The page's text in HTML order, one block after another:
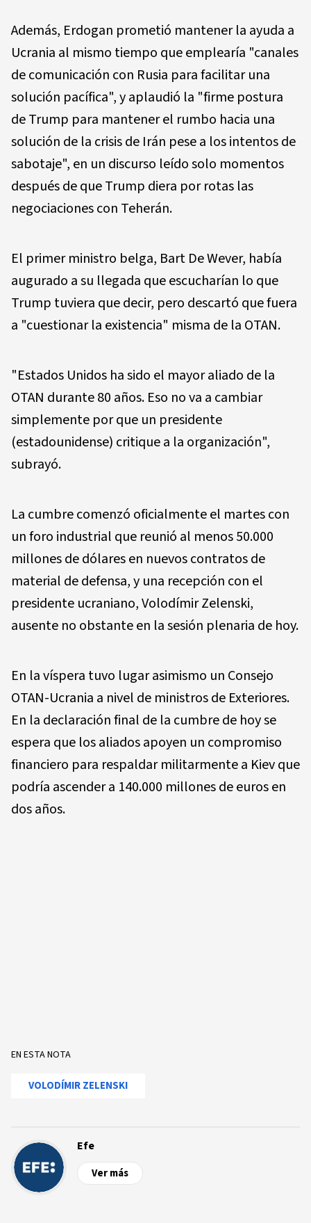
Además, Erdogan prometió mantener la ayuda a
Ucrania al mismo tiempo que emplearía "canales
de comunicación con Rusia para facilitar una
solución pacífica", y aplaudió la "firme postura
de Trump para mantener el rumbo hacia una
solución de la crisis de Irán pese a los intentos de
sabotaje", en un discurso leído solo momentos
después de que Trump diera por rotas las
negociaciones con Teherán.
El primer ministro belga, Bart De Wever, había
augurado a su llegada que escucharían lo que
Trump tuviera que decir, pero descartó que fuera
a "cuestionar la existencia" misma de la OTAN.
"Estados Unidos ha sido el mayor aliado de la
OTAN durante 80 años. Eso no va a cambiar
simplemente por que un presidente
(estadounidense) critique a la organización",
subrayó.
La cumbre comenzó oficialmente el martes con
un foro industrial que reunió al menos 50.000
millones de dólares en nuevos contratos de
material de defensa, y una recepción con el
presidente ucraniano, Volodímir Zelenski,
ausente no obstante en la sesión plenaria de hoy.
En la víspera tuvo lugar asimismo un Consejo
OTAN-Ucrania a nivel de ministros de Exteriores.
En la declaración final de la cumbre de hoy se
espera que los aliados apoyen un compromiso
financiero para respaldar militarmente a Kiev que
podría ascender a 140.000 millones de euros en
dos años.
EN ESTA NOTA
VOLODÍMIR ZELENSKI
Efe
Ver más